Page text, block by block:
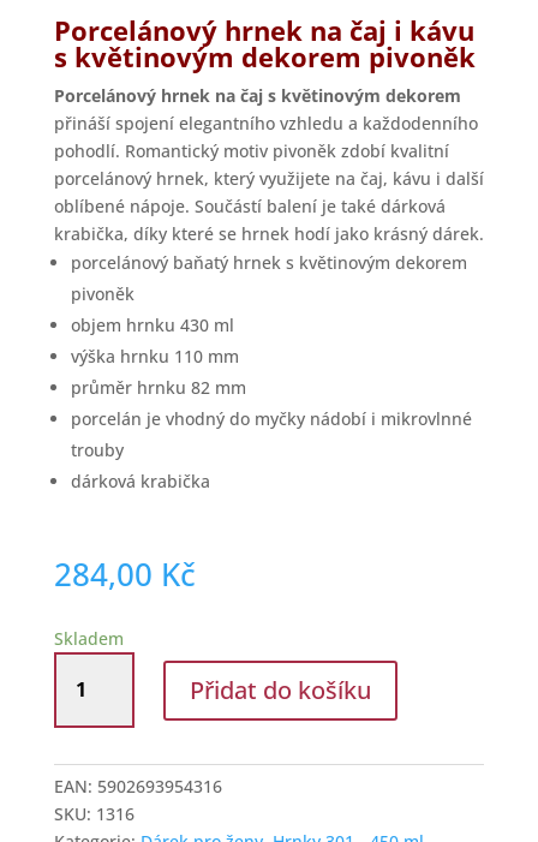
Porcelánový hrnek na čaj i kávu
s květinovým dekorem pivoněk
Porcelánový hrnek na čaj s květinovým dekorem
přináší spojení elegantního vzhledu a každodenního
pohodlí. Romantický motiv pivoněk zdobí kvalitní
porcelánový hrnek, který využijete na čaj, kávu i další
oblíbené nápoje. Součástí balení je také dárková
krabička, díky které se hrnek hodí jako krásný dárek.
porcelánový baňatý hrnek s květinovým dekorem
pivoněk
objem hrnku 430 ml
výška hrnku 110 mm
průměr hrnku 82 mm
porcelán je vhodný do myčky nádobí i mikrovlnné
trouby
dárková krabička
284,00 Kč
Skladem
hrnek
na
s
květinovým
dekorem
Přidat do košíku
EAN: 5902693954316
SKU: 1316